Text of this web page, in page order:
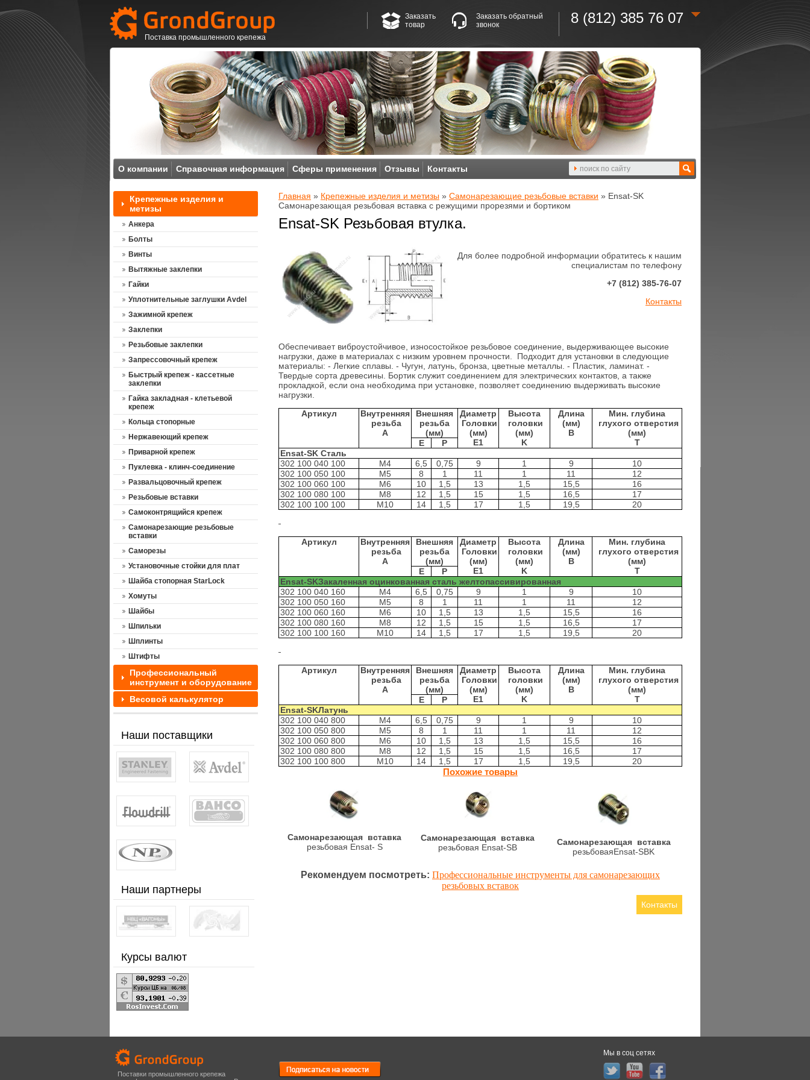
Поставка промышленного крепежа
8 (812) 385 76 07
Заказать
товар
Заказать обратный
звонок
О компании Справочная информация Сферы применения Отзывы Контакты
Главная » Крепежные изделия и метизы » Cамонарезающие резьбовые вставки » Ensat-SK
Самонарезающая резьбовая вставка с режущими прорезями и бортиком
Ensat-SK Резьбовая втулка.
Для более подробной информации обратитесь к нашим
специалистам по телефону
+7 (812) 385-76-07
Контакты
Обеспечивает виброустойчивое, износостойкое резьбовое соединение, выдерживающее высокие
нагрузки, даже в материалах с низким уровнем прочности. Подходит для установки в следующие
материалы: - Легкие сплавы. - Чугун, латунь, бронза, цветные металлы. - Пластик, ламинат. -
Твердые сорта древесины. Бортик служит соединением для электрических контактов, а также
прокладкой, если она необходима при установке, позволяет соединению выдерживать высокие
нагрузки.
Артикул
Внутренняя
резьба
A
Внешняя
резьба
(мм)
Диаметр
Головки
(мм)
E1
Высота
головки
(мм)
K
Длина
(мм)
B
Мин. глубина
глухого отверстия
(мм)
T
E
P
Ensat-SK Сталь
302 100 040 100
M4 6,5 0,75 9 1 9
10
302 100 050 100
M5 8 1 11 1 11
12
302 100 060 100
M6 10 1,5 13 1,5 15,5
16
302 100 080 100
M8 12 1,5 15 1,5 16,5
17
302 100 100 100
M10 14 1,5 17 1,5 19,5 20
Артикул
Внутренняя
резьба
A
Внешняя
резьба
(мм)
Диаметр
Головки
(мм)
E1
Высота
головки
(мм)
K
Длина
(мм)
B
Мин. глубина
глухого отверстия
(мм)
T
E
P
Ensat-SKЗакаленная оцинкованная сталь желтопассивированная
302 100 040 160
M4 6,5 0,75 9 1 9
10
302 100 050 160
M5 8 1 11 1 11
12
302 100 060 160
M6 10 1,5 13 1,5 15,5
16
302 100 080 160
M8 12 1,5 15 1,5 16,5
17
302 100 100 160
M10 14 1,5 17 1,5 19,5 20
Артикул
Внутренняя
резьба
A
Внешняя
резьба
(мм)
Диаметр
Головки
(мм)
E1
Высота
головки
(мм)
K
Длина
(мм)
B
Мин. глубина
глухого отверстия
(мм)
T
E
P
Ensat-SKЛатунь
302 100 040 800
M4 6,5 0,75 9 1 9
10
302 100 050 800
M5 8 1 11 1 11
12
302 100 060 800
M6 10 1,5 13 1,5 15,5
16
302 100 080 800
M8 12 1,5 15 1,5 16,5
17
302 100 100 800
M10 14 1,5 17 1,5 19,5
20
Похожие товары
Cамонарезающая вставка
резьбовая Ensat- S
Cамонарезающая вставка
резьбовая Ensat-SB
Cамонарезающая вставка
резьбоваяEnsat-SBK
Рекомендуем посмотреть: Профессиональные инструменты для самонарезающих
резьбовых вставок
Контакты
Крепежные изделия и
метизы
Анкера
Болты
Винты
Вытяжные заклепки
Гайки
Уплотнительные заглушки Avdel
Зажимной крепеж
Заклепки
Резьбовые заклепки
Запрессовочный крепеж
Быстрый крепеж - кассетные
заклепки
Гайка закладная - клетьевой
крепеж
Кольца стопорные
Нержавеющий крепеж
Приварной крепеж
Пуклевка - клинч-соединение
Развальцовочный крепеж
Резьбовые вставки
Самоконтрящийся крепеж
Cамонарезающие резьбовые
вставки
Саморезы
Установочные стойки для плат
Шайба стопорная StarLock
Хомуты
Шайбы
Шпильки
Шплинты
Штифты
Профессиональный
инструмент и оборудование
Весовой калькулятор
Наши поставщики
Наши партнеры
Курсы валют
Поставки промышленного крепежа
Мы в соц сетях